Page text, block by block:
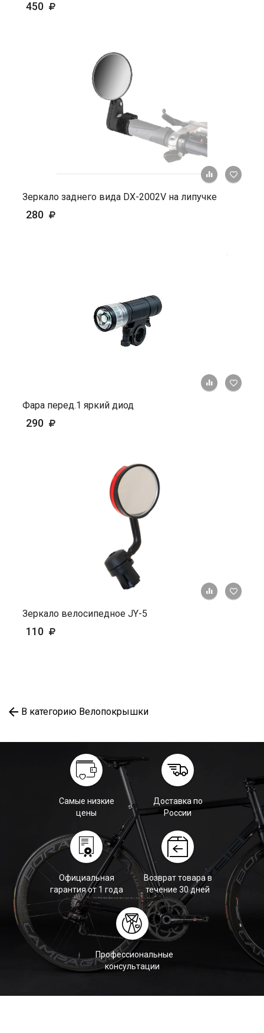
450
+ К
Зеркало заднего вида DX-2002V на липучке
280
+ К
Фара перед.1 яркий диод
290
+ К
Зеркало велосипедное JY-5
110
В категорию Велопокрышки
Самые низкие
цены
Доставка по
России
Официальная
гарантия от 1 года
Возврат товара в
течение 30 дней
Профессиональные
консультации